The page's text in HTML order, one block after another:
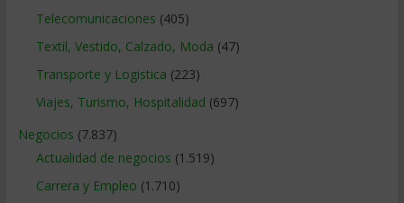
Telecomunicaciones (405)
Textil, Vestido, Calzado, Moda (47)
Transporte y Logistica (223)
Viajes, Turismo, Hospitalidad (697)
Negocios (7.837)
Actualidad de negocios (1.519)
Carrera y Empleo (1.710)